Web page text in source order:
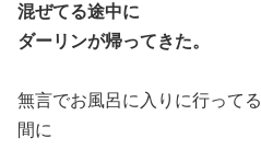
混ぜてる途中に
ダーリンが帰ってきた。
無言でお風呂に入りに行ってる
間に